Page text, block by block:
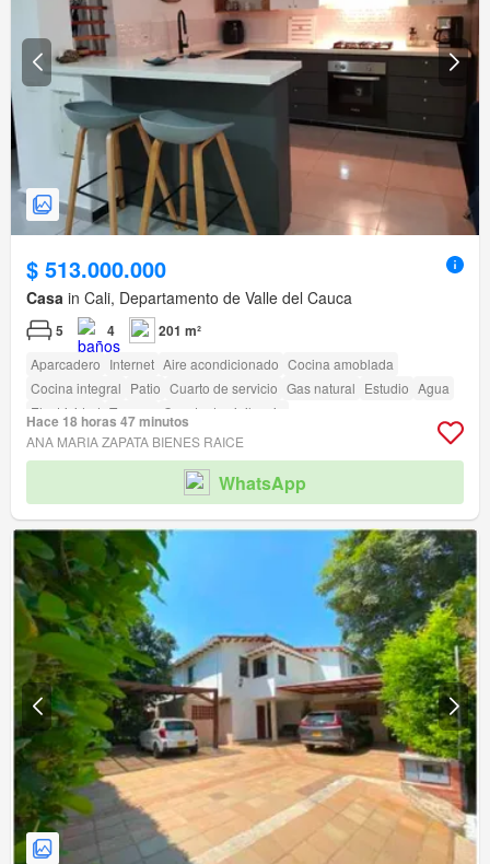
$ 513.000.000
Casa in Cali, Departamento de Valle del Cauca
5 4 201 m²
Aparcadero Internet Aire acondicionado Cocina amoblada
Cocina integral Patio Cuarto de servicio Gas natural Estudio Agua
Electricidad Terraza Caseta de vigilancia
Hace 18 horas 47 minutos
ANA MARIA ZAPATA BIENES RAICE
WhatsApp